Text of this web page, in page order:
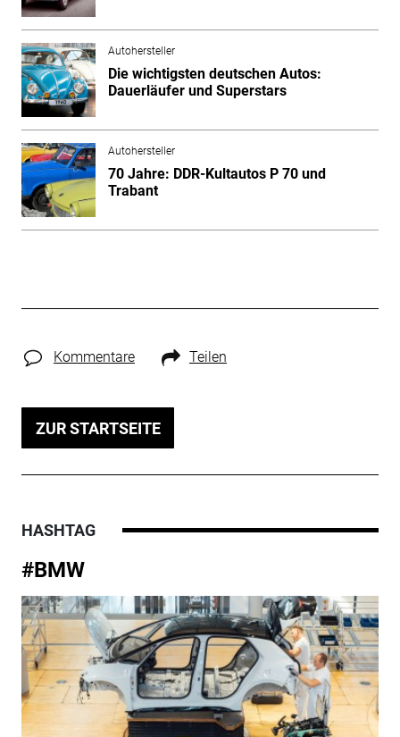
Autohersteller
Die wichtigsten deutschen Autos:
Dauerläufer und Superstars
Autohersteller
70 Jahre: DDR-Kultautos P 70 und
Trabant
Kommentare Teilen
ZUR STARTSEITE
HASHTAG
#BMW